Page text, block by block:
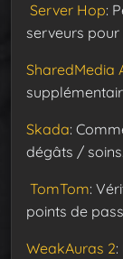
Server Hop:
serveurs pour
SharedMedia
Skada:
dégâts / soins.
TomTom:
points de
WeakAuras 2